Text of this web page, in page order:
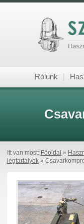
Rólunk
Itt van most: Főoldal »
légtartályok »